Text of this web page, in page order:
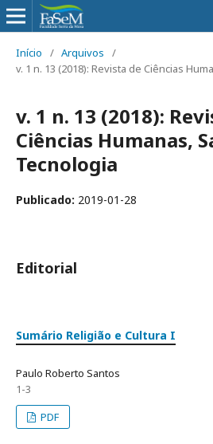
Início / Arquivos
/
v. 1 n. 13 (2018): Revista de Ciências
v. 1 n. 13 (2018):
Ciências Humanas,
Tecnologia
Publicado: 2019-01-28
Editorial
Sumário Religião e Cultura I
Paulo Roberto Santos
1-3
PDF